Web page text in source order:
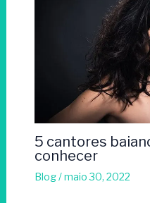
5 cantores
conhecer
Blog/maio 30, 2022